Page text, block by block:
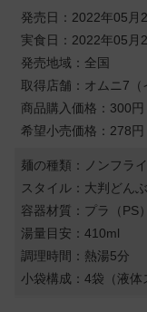
発売日：2022年05月
実食日：2022年05月
発売地域：全国
取得店舗：オムニ7（
商品購入価格：300円
希望小売価格：278円
麺の種類：ノンフラ
スタイル：大判どん
容器材質：プラ（PS）
湯量目安：410ml
調理時間：熱湯5分
小袋構成：4袋（液体